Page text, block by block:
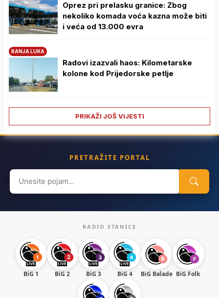
Oprez pri prelasku granice: Zbog
nekoliko komada voća kazna može biti
i veća od 13.000 evra
BANJA LUKA
Radovi izazvali haos: Kilometarske
kolone kod Prijedorske petlje
PRIKAŽI JOŠ VIJESTI
PRETRAŽITE PORTAL
Search
for:
RADIO STANICE
BiG 1 BiG 2 BiG 3 BiG 4 BiG Balade BiG Folk